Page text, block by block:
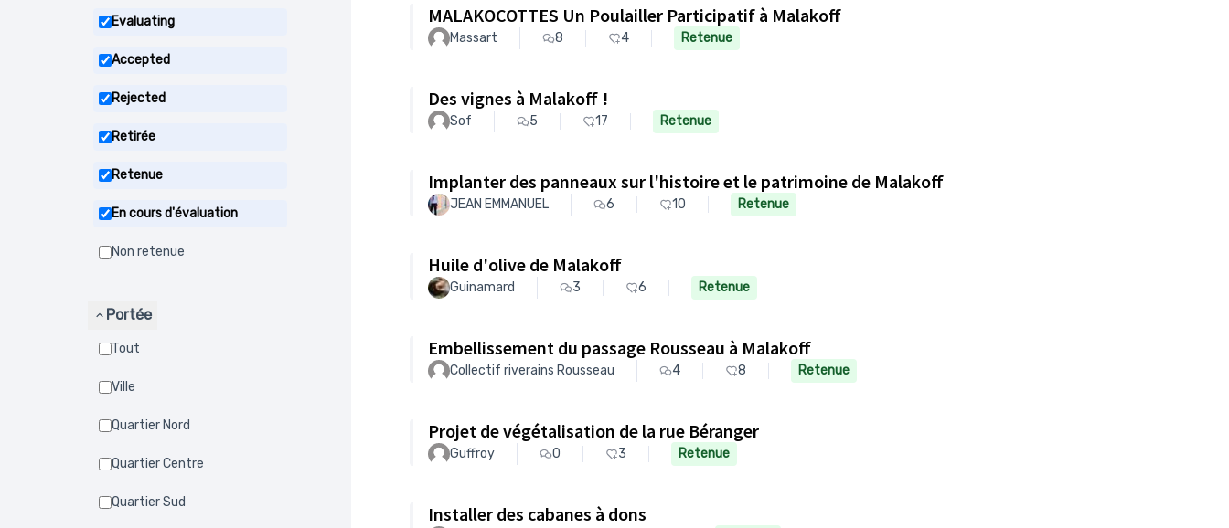
Evaluating
Accepted
Rejected
Retirée
Retenue
En cours d'évaluation
Non retenue
Portée
Tout
Ville
Quartier Nord
Quartier Centre
Quartier Sud
MALAKOCOTTES Un Poulailler Participatif à Malakoff
Massart 8 4 Retenue
Des vignes à Malakoff !
Sof 5 17 Retenue
Implanter des panneaux sur l'histoire et le patrimoine de Malakoff
JEAN EMMANUEL 6 10 Retenue
Huile d'olive de Malakoff
Guinamard 3 6 Retenue
Embellissement du passage Rousseau à Malakoff
Collectif riverains Rousseau 4 8 Retenue
Projet de végétalisation de la rue Béranger
Guffroy 0 3 Retenue
Installer des cabanes à dons